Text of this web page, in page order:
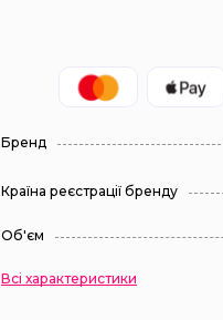
Бренд
Країна реєстрації бренду
Об'єм
Всі характеристики